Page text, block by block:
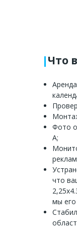
Что
Фото
А;
что
мы